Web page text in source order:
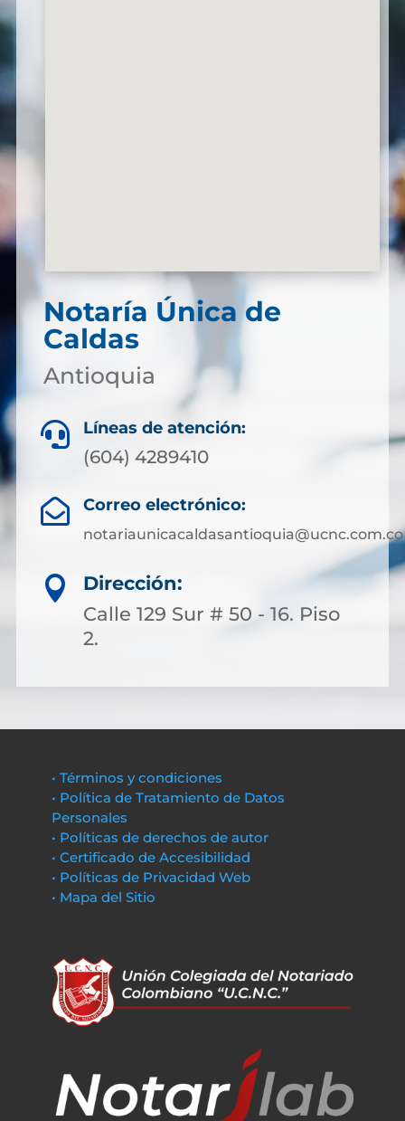
Notaría Única de
Caldas
Antioquia
 Líneas de atención:
(604) 4289410
 Correo electrónico:
notariaunicacaldasantioquia@ucnc.com.co

Dirección:
Calle 129 Sur # 50 - 16. Piso
2.
• Términos y condiciones
• Política de Tratamiento de Datos
Personales
• Políticas de derechos de autor
• Certificado de Accesibilidad
• Políticas de Privacidad Web
• Mapa del Sitio